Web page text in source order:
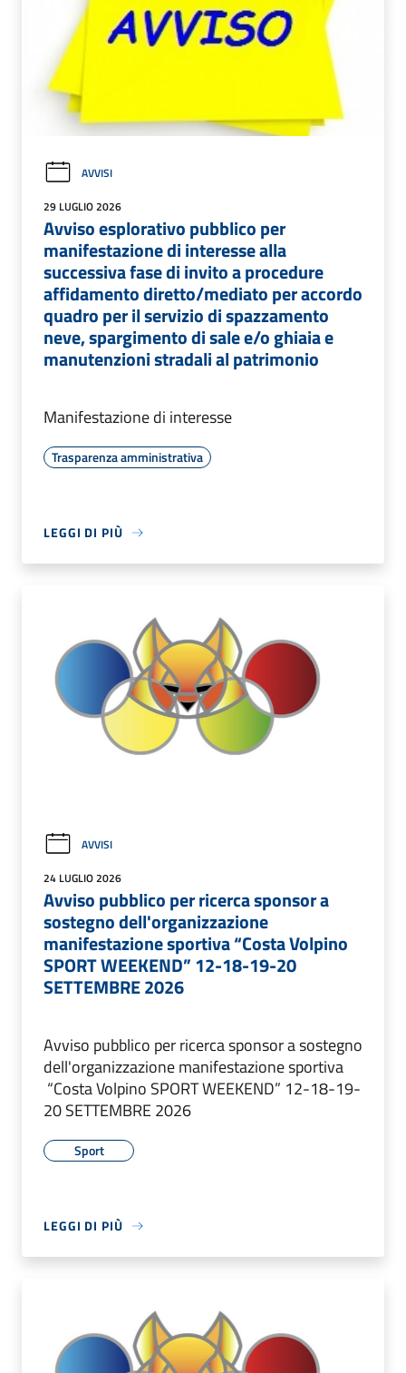
AVVISI
29 LUGLIO 2026
Avviso esplorativo pubblico per
manifestazione di interesse alla
successiva fase di invito a procedure
affidamento diretto/mediato per accordo
quadro per il servizio di spazzamento
neve, spargimento di sale e/o ghiaia e
manutenzioni stradali al patrimonio
Manifestazione di interesse
Trasparenza amministrativa
LEGGI DI PIÙ
AVVISI
24 LUGLIO 2026
Avviso pubblico per ricerca sponsor a
sostegno dell'organizzazione
manifestazione sportiva “Costa Volpino
SPORT WEEKEND” 12-18-19-20
SETTEMBRE 2026
Avviso pubblico per ricerca sponsor a sostegno
dell'organizzazione manifestazione sportiva
“Costa Volpino SPORT WEEKEND” 12-18-19-
20 SETTEMBRE 2026
Sport
LEGGI DI PIÙ